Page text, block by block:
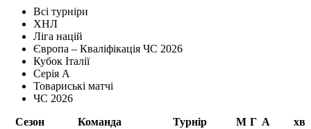
Всі турніри
ХНЛ
Ліга націй
Європа – Кваліфікація ЧС 2026
Кубок Італії
Серія А
Товариські матчі
ЧС 2026
Сезон
Команда Турнір М Г А хв